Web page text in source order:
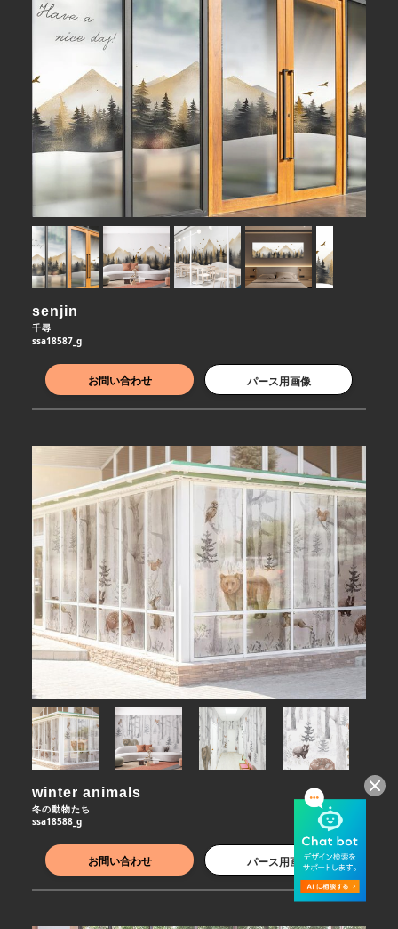
senjin
千尋
ssa18587_g
お問い合わせ パース用画像
winter animals
冬の動物たち
ssa18588_g
お問い合わせ パース用画像